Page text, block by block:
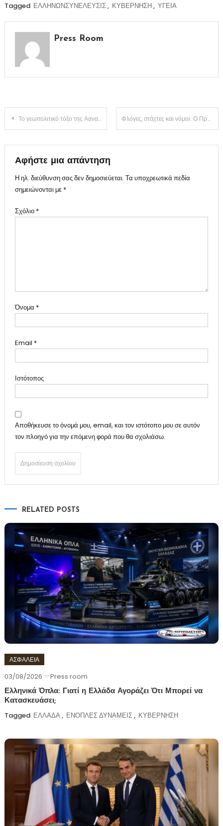
Tagged ΕΛΛΗΝΩΝΣΥΝΕΛΕΥΣΙΣ, ΚΥΒΕΡΝΗΣΗ, ΥΓΕΙΑ
Press Room
Πλοήγηση
Το γεωπολιτικό τόξο της Αανατολικής Μεσογείου και η ελληνική αδράνεια Φλόγες, στάχτες και νόμοι: Ο Πρωθυπουργός στον ρόλο του θεατή
Αφήστε μια απάντηση
Η ηλ. διεύθυνση σας δεν δημοσιεύεται. Τα υποχρεωτικά πεδία
σημειώνονται με *
Σχόλιο *
Όνομα *
Email *
Ιστότοπος
Αποθήκευσε το όνομά μου, email, και τον ιστότοπο μου σε αυτόν
τον πλοηγό για την επόμενη φορά που θα σχολιάσω.
RELATED POSTS
ΑΣΦΑΛΕΙΑ
03/08/2026 Press room
Ελληνικά Όπλα: Γιατί η Ελλάδα Αγοράζει Ότι Μπορεί να
Κατασκευάσει;
Tagged ΕΛΛΑΔΑ, ΕΝΟΠΛΕΣ ΔΥΝΑΜΕΙΣ, ΚΥΒΕΡΝΗΣΗ